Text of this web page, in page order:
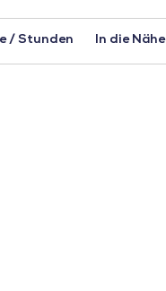
/ Stunden In die Nähe